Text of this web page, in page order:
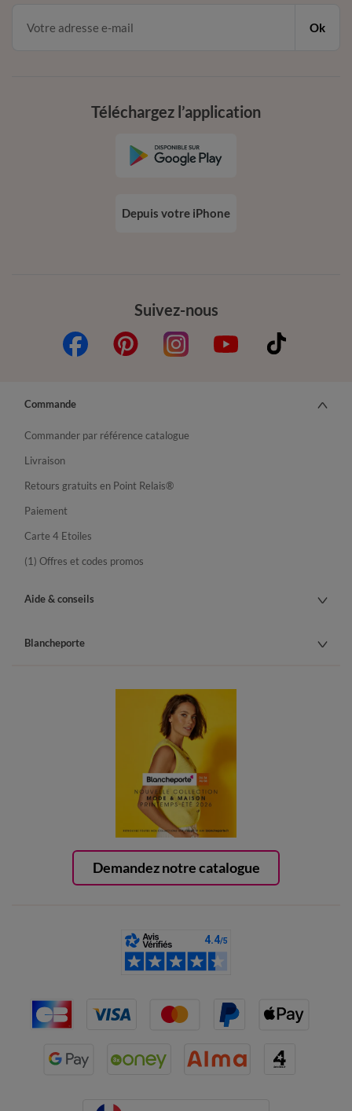
Ok
Suivez-nous
Téléchargez l’application
Depuis votre iPhone
Demandez notre catalogue
Commande
Commander par référence catalogue
Livraison
Retours gratuits en Point Relais®
Paiement
Carte 4 Etoiles
(1) Offres et codes promos
Aide & conseils
Blancheporte